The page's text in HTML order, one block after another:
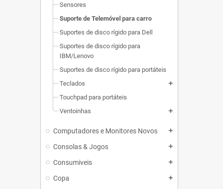
Sensores
Suporte de Telemóvel para carro
Suportes de disco rígido para Dell
Suportes de disco rígido para
IBM/Lenovo
Suportes de disco rígido para portáteis
Teclados
add
Touchpad para portáteis
Ventoinhas
add
Computadores e Monitores Novos add
Consolas & Jogos add
Consumiveis add
Copa add